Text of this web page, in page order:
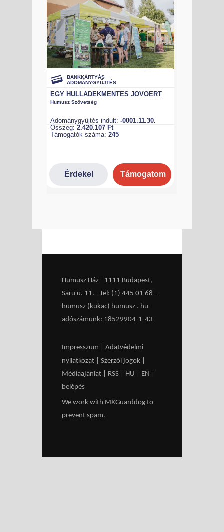
Humusz Ház - 1111 Budapest,
Saru u. 11. - Tel: (1) 445 01 68 -
humusz (kukac) humusz . hu -
adószámunk: 18529904-1-43
Impresszum
Adatvédelmi
nyilatkozat
Szerzői jogok
Médiaajánlat
RSS HU EN
belépés
We work with MXGuarddog to
prevent spam.